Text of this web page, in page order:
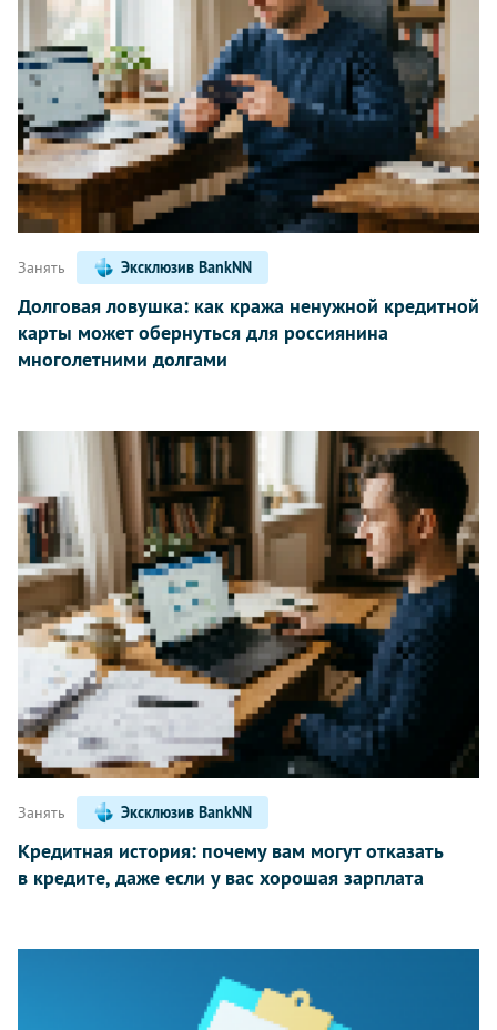
Занять Эксклюзив BankNN
Долговая ловушка: как кража ненужной кредитной
карты может обернуться для россиянина
многолетними долгами
Занять Эксклюзив BankNN
Кредитная история: почему вам могут отказать
в кредите, даже если у вас хорошая зарплата